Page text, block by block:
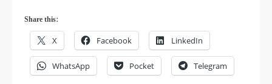
Share this:
X Facebook LinkedIn
WhatsApp Pocket Telegram